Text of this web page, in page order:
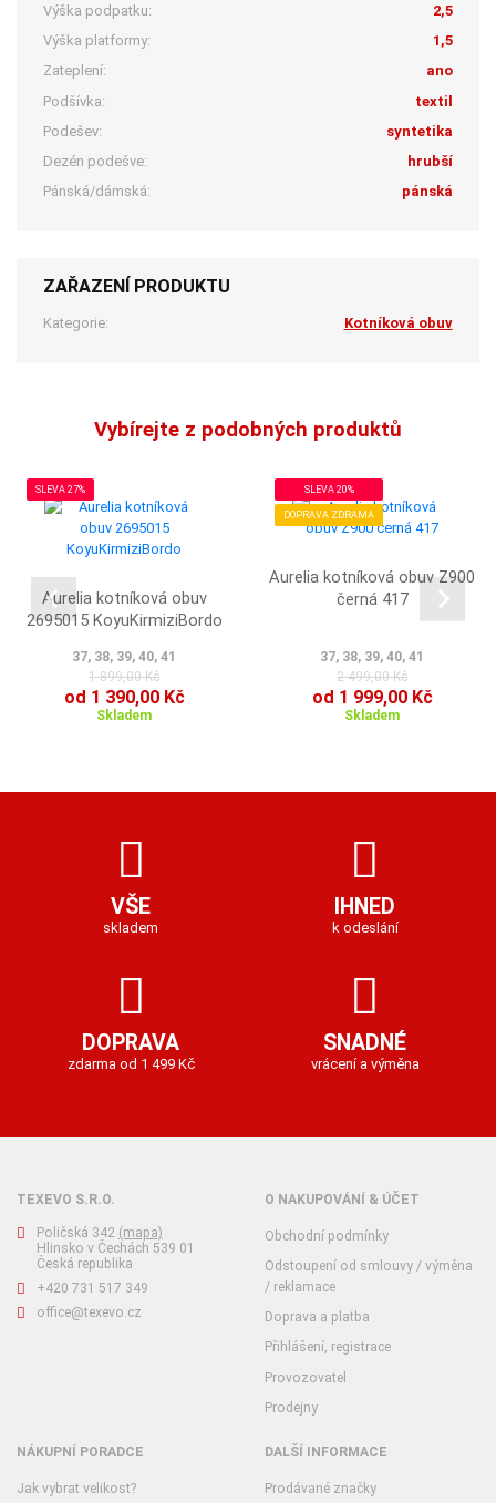
Výška podpatku:
2,5
Výška platformy:
1,5
Zateplení:
ano
Podšívka:
textil
Podešev:
syntetika
Dezén podešve:
hrubší
Pánská/dámská:
pánská
ZAŘAZENÍ PRODUKTU
Kategorie: Kotníková obuv
Vybírejte z podobných produktů
SLEVA 27%
Aurelia kotníková obuv
2695015 KoyuKirmiziBordo
37, 38, 39, 40, 41
1 899,00 Kč
od 1 390,00 Kč
Skladem
SLEVA 20%
DOPRAVA ZDRAMA
Aurelia kotníková obuv Z900
černá 417
37, 38, 39, 40, 41
2 499,00 Kč
od 1 999,00 Kč
Skladem
VŠE
skladem
IHNED
k odeslání
DOPRAVA
zdarma od 1 499 Kč
SNADNÉ
vrácení a výměna
TEXEVO S.R.O.
Poličská 342 (mapa)
Hlinsko v Čechách 539 01
Česká republika
+420 731 517 349
office@texevo.cz
O NAKUPOVÁNÍ & ÚČET
Obchodní podmínky
Odstoupení od smlouvy / výměna
/ reklamace
Doprava a platba
Přihlášení, registrace
Provozovatel
Prodejny
NÁKUPNÍ PORADCE
Jak vybrat velikost?
DALŠÍ INFORMACE
Prodávané značky